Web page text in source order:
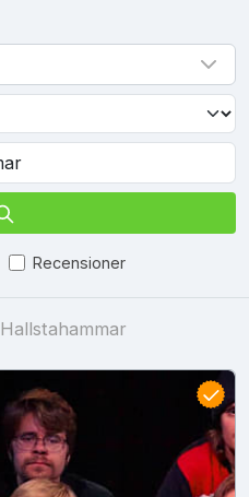
Recensioner
Hallstahammar